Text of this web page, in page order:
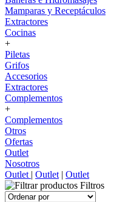
Mamparas y Receptáculos
Extractores
Cocinas
+
Piletas
Grifos
Accesorios
Extractores
Complementos
+
Complementos
Otros
Ofertas
Outlet
Nosotros
Outlet | Outlet | Outlet
Filtros